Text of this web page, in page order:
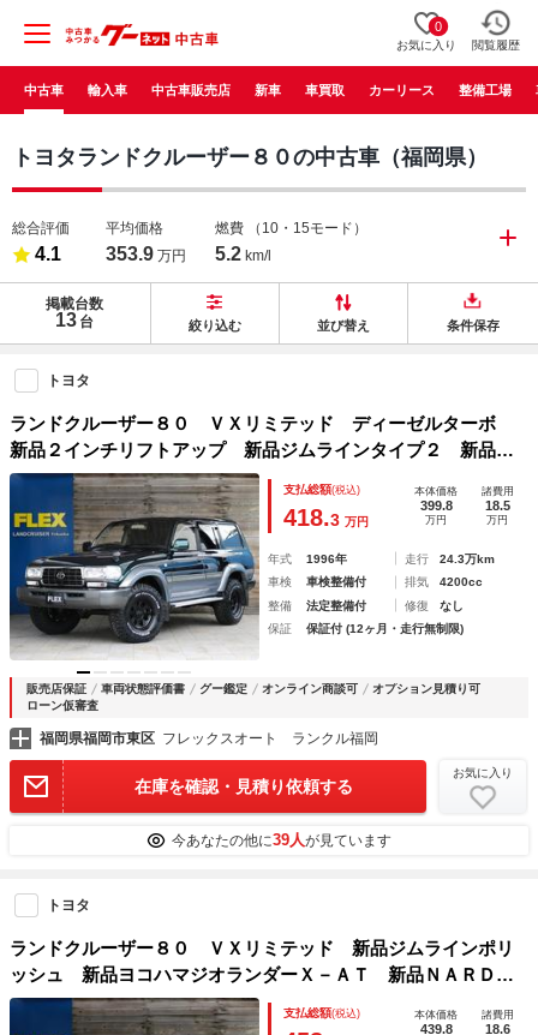
0
お気に入り 閲覧履歴
中古車 輸入車 中古車販売店 新車 車買取 カーリース 整備工場
トヨタランドクルーザー８０の中古車（福岡県）
総合評価
4.1
平均価格
353.9 万円
燃費 （10・15モード）
5.2 km/l
掲載台数
13 台 絞り込む 並び替え 条件保存
トヨタ
ランドクルーザー８０ ＶＸリミテッド ディーゼルターボ
新品２インチリフトアップ 新品ジムラインタイプ２ 新品Ｂ
ＦグッドリッチＫＯ２ 新品オリジナルコイルスプリング 新
品オリジナルショック 新品アルパイン９インチＤＡ 新品シ
ートカバー
支払総額(税込)
418.3 万円
本体価格
399.8
万円
諸費用
18.5
万円
年式 1996年 走行
24.3万km
車検
車検整備付 排気
4200cc
整備
法定整備付 修復
なし
保証
保証付 (12ヶ月・走行無制限)
販売店保証 車両状態評価書 グー鑑定 オンライン商談可
オプション見積り可
ローン仮審査
福岡県福岡市東区 フレックスオート ランクル福岡
在庫を確認・見積り依頼する
お気に入り
今あなたの他に39人が見ています
トヨタ
ランドクルーザー８０ ＶＸリミテッド 新品ジムラインポリ
ッシュ 新品ヨコハマジオランダーＸ－ＡＴ 新品ＮＡＲＤＩ
ウッドステアリングポリッシュ 新品ウッドコンビシフトレバ
ー 新品ＡＬＰＩＮＥ７インチＤＡ 新品バックカメラ 新品
支払総額(税込) 本体価格
439.8
諸費用
18.6